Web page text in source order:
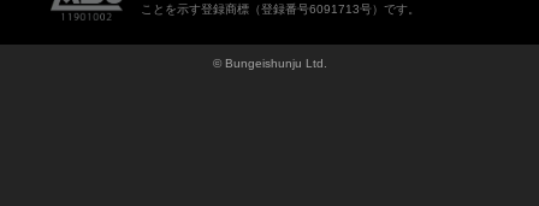
ことを示す登録商標（登録番号6091713号）です。
© Bungeishunju Ltd.